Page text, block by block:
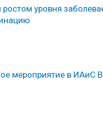
ростом уровня
мероприятие в ИАиС